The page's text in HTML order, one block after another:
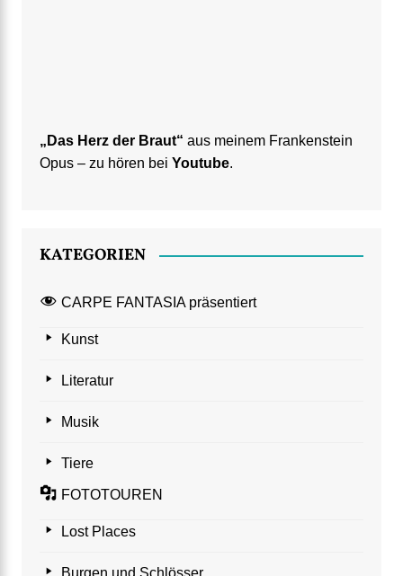
„Das Herz der Braut“ aus meinem Frankenstein
Opus – zu hören bei Youtube.
KATEGORIEN
CARPE FANTASIA präsentiert
Kunst
Literatur
Musik
Tiere
FOTOTOUREN
Lost Places
Burgen und Schlösser